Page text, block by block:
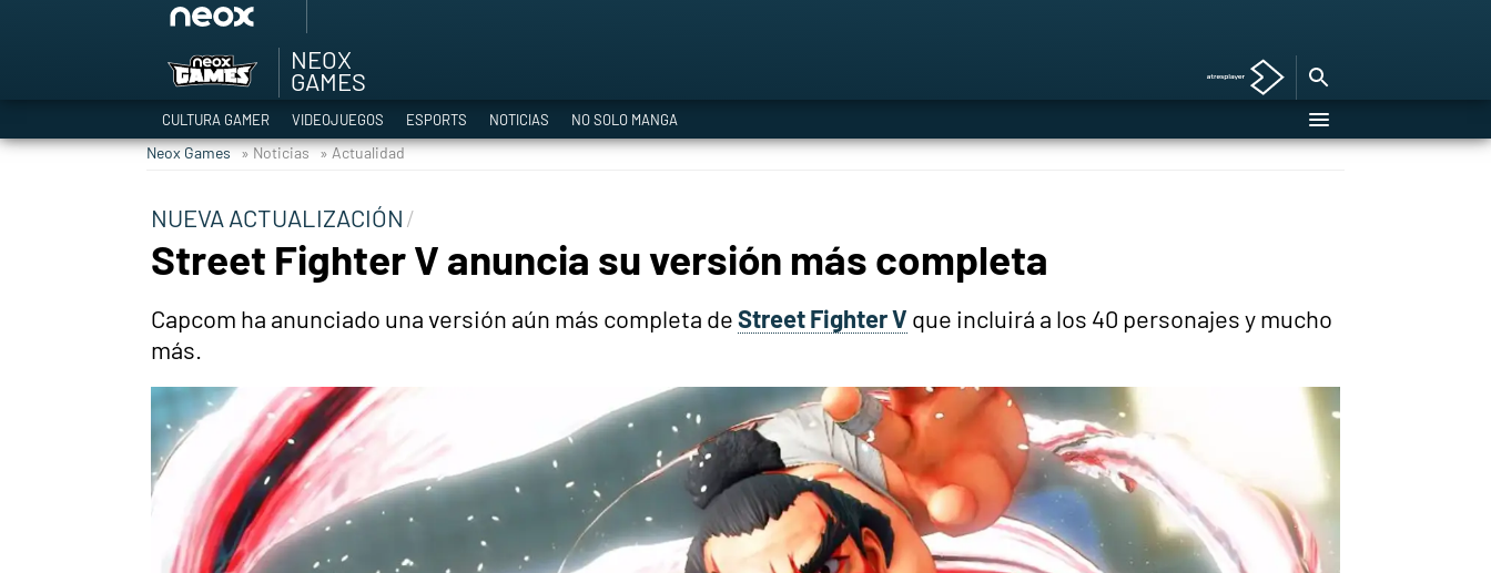
TGA Tercera gala
Super Mario cafetería oficial
Hyrule Warriors
Asia peculiar tradición
NEOX
GAMES
CULTURA GAMER VIDEOJUEGOS ESPORTS NOTICIAS NO SOLO MANGA
Neox Games » Noticias » Actualidad
NUEVA ACTUALIZACIÓN
Street Fighter V anuncia su versión más completa
Capcom ha anunciado una versión aún más completa deStreet Fighter V que incluirá a los 40 personajes y mucho
más.